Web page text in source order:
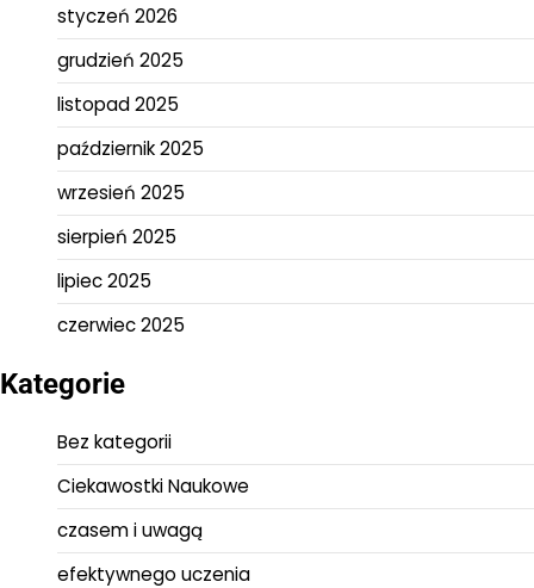
styczeń 2026
grudzień 2025
listopad 2025
październik 2025
wrzesień 2025
sierpień 2025
lipiec 2025
czerwiec 2025
Kategorie
Bez kategorii
Ciekawostki Naukowe
czasem i uwagą
efektywnego uczenia